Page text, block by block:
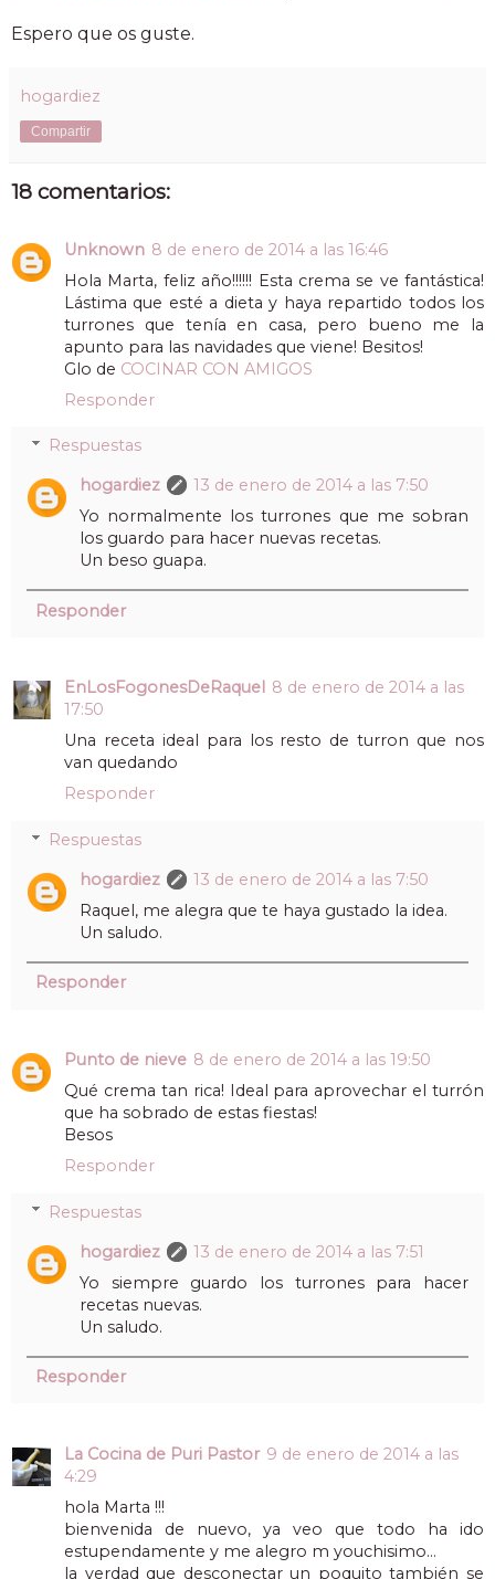
Espero que os guste.
hogardiez
Compartir
18 comentarios:
Unknown 8 de enero de 2014 a las 16:46
Hola Marta, feliz año!!!!!! Esta crema se ve fantástica!
Lástima que esté a dieta y haya repartido todos los
turrones que tenía en casa, pero bueno me la
apunto para las navidades que viene! Besitos!
Glo de COCINAR CON AMIGOS
Responder
Respuestas
hogardiez
13 de enero de 2014 a las 7:50
Yo normalmente los turrones que me sobran
los guardo para hacer nuevas recetas.
Un beso guapa.
Responder
EnLosFogonesDeRaquel
8 de enero de 2014 a las
17:50
Una receta ideal para los resto de turron que nos
van quedando
Responder
Respuestas
hogardiez
13 de enero de 2014 a las 7:50
Raquel, me alegra que te haya gustado la idea.
Un saludo.
Responder
Punto de nieve 8 de enero de 2014 a las 19:50
Qué crema tan rica! Ideal para aprovechar el turrón
que ha sobrado de estas fiestas!
Besos
Responder
Respuestas
hogardiez
13 de enero de 2014 a las 7:51
Yo siempre guardo los turrones para hacer
recetas nuevas.
Un saludo.
Responder
La Cocina de Puri Pastor 9 de enero de 2014 a las
4:29
hola Marta !!!
bienvenida de nuevo, ya veo que todo ha ido
estupendamente y me alegro m youchisimo...
la verdad que desconectar un poquito también se